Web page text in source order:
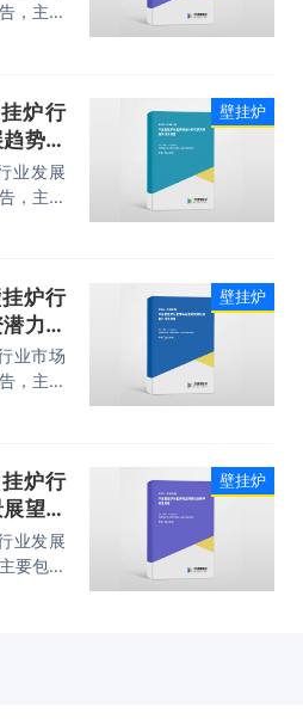
，主要
、生产
炉行
势预
业发展
，主要
、投资
壁挂炉
炉行
力预
业市场
，主要
、投资
壁挂炉
炉行
望报
业发展
要包括
资机会
壁挂炉